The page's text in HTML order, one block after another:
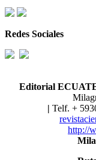
Redes Sociales
Editorial
| Telf. ​​+
http://